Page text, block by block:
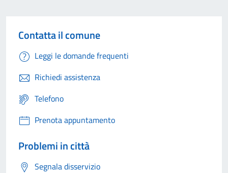
Contatta il comune
Leggi le domande frequenti
Richiedi assistenza
Telefono
Prenota appuntamento
Problemi in città
Segnala disservizio